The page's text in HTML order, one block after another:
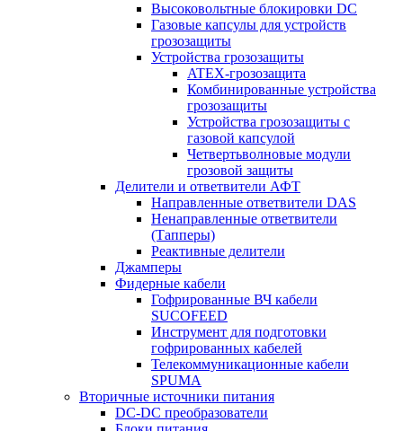
Высоковольтные блокировки DC
Газовые капсулы для устройств
грозозащиты
Устройства грозозащиты
ATEX-грозозащита
Комбинированные устройства
грозозащиты
Устройства грозозащиты с
газовой капсулой
Четвертьволновые модули
грозовой защиты
Делители и ответвители АФТ
Направленные ответвители DAS
Ненаправленные ответвители
(Тапперы)
Реактивные делители
Джамперы
Фидерные кабели
Гофрированные ВЧ кабели
SUCOFEED
Инструмент для подготовки
гофрированных кабелей
Телекоммуникационные кабели
SPUMA
Вторичные источники питания
DC-DC преобразователи